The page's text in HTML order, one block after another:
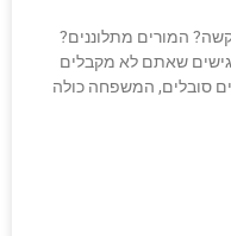
המורים מתלוננים?
שאתם לא מקבלים
סובלים, המשפחה כולה